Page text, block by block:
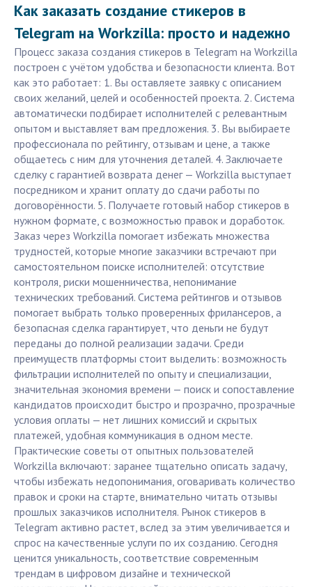
Как заказать создание стикеров в
Telegram на Workzilla: просто и надежно
Процесс заказа создания стикеров в Telegram на Workzilla
построен с учётом удобства и безопасности клиента. Вот
как это работает: 1. Вы оставляете заявку с описанием
своих желаний, целей и особенностей проекта. 2. Система
автоматически подбирает исполнителей с релевантным
опытом и выставляет вам предложения. 3. Вы выбираете
профессионала по рейтингу, отзывам и цене, а также
общаетесь с ним для уточнения деталей. 4. Заключаете
сделку с гарантией возврата денег — Workzilla выступает
посредником и хранит оплату до сдачи работы по
договорённости. 5. Получаете готовый набор стикеров в
нужном формате, с возможностью правок и доработок.
Заказ через Workzilla помогает избежать множества
трудностей, которые многие заказчики встречают при
самостоятельном поиске исполнителей: отсутствие
контроля, риски мошенничества, непонимание
технических требований. Система рейтингов и отзывов
помогает выбрать только проверенных фрилансеров, а
безопасная сделка гарантирует, что деньги не будут
переданы до полной реализации задачи. Среди
преимуществ платформы стоит выделить: возможность
фильтрации исполнителей по опыту и специализации,
значительная экономия времени — поиск и сопоставление
кандидатов происходит быстро и прозрачно, прозрачные
условия оплаты — нет лишних комиссий и скрытых
платежей, удобная коммуникация в одном месте.
Практические советы от опытных пользователей
Workzilla включают: заранее тщательно описать задачу,
чтобы избежать недопонимания, оговаривать количество
правок и сроки на старте, внимательно читать отзывы
прошлых заказчиков исполнителя. Рынок стикеров в
Telegram активно растет, вслед за этим увеличивается и
спрос на качественные услуги по их созданию. Сегодня
ценится уникальность, соответствие современным
трендам в цифровом дизайне и технической